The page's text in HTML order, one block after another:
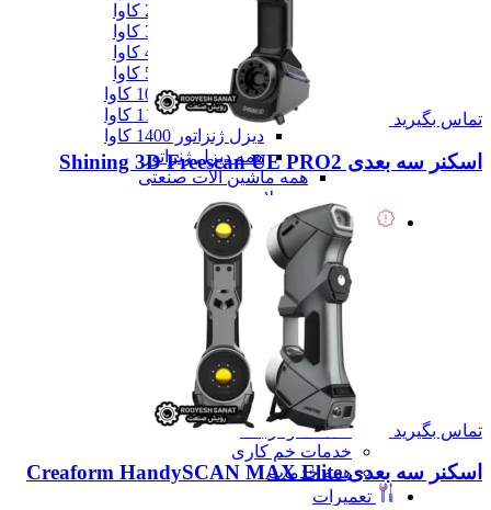
دیزل ژنزاتور 400 کاوا
دیزل ژنزاتور 550 کاوا
دیزل ژنزاتور 1000 کاوا
دیزل ژنزاتور 1100 کاوا
دیزل ژنزاتور 1400 کاوا
همه دیزل ژنراتور
همه ماشین آلات صنعتی
همه محصولات
خدمات
خدمات
خدمات CNC
خدمات پرینت سه بعدی
خدمات برش لیزر
خدمات تراشکاری
خدمات طراحی قالب
خدمات اسکن 3 بعدی
خدمات تزریق پلاستیک
خدمات فرزکاری
خدمات واترجت
خدمات خم کاری
همه خدمات
تعمیرات
تماس بگیرید
اسکنر سه بعدی Shining 3D Freescan UE PRO2
تماس بگیرید
اسکنر سه بعدی Creaform HandySCAN MAX Elite